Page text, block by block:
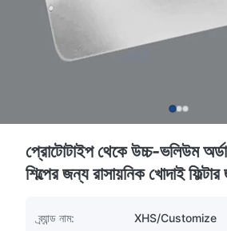
প্রোটোটাইপ থেকে উচ্চ-ভলিউম
শিল্পের জন্য রাসায়নিক খোদাই
ব্র্যান্ড নাম:
XHS/Customize